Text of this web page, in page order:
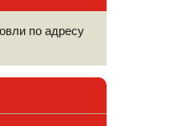
по адресу